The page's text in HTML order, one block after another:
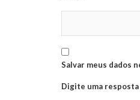
Salvar meus dados
Digite uma resposta